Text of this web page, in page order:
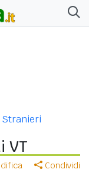
VT
Condividi